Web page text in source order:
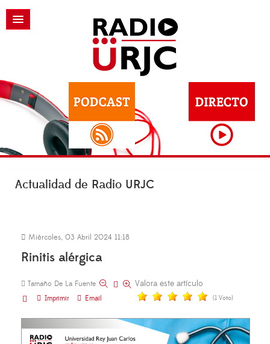
Actualidad de Radio URJC
Miércoles, 03 Abril 2024 11:18
Rinitis alérgica
Tamaño De La Fuente
Imprimir
Email
Valora este artículo
(1 Voto)